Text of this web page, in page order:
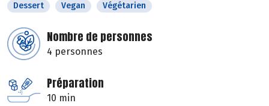
Dessert Vegan Végétarien
Nombre de personnes
4 personnes
Préparation
10 min